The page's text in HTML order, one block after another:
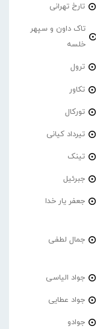
تارخ تهرانی
تاک داون و سپهر
خلسه
ترول
تکاور
تورکال
تیرداد کیانی
تینک
جبرئیل
جعفر یار خدا
جمال لطفی
جواد الیاسی
جواد عطایی
جوادو